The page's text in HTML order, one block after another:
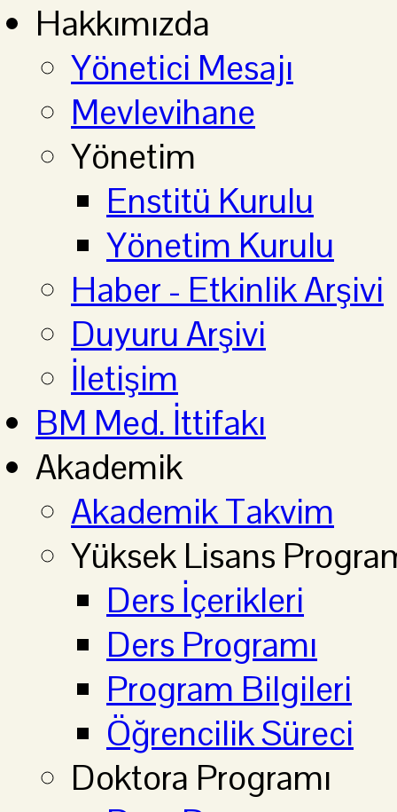
Hakkımızda
Yönetici Mesajı
Mevlevihane
Yönetim
Enstitü Kurulu
Yönetim Kurulu
Haber - Etkinlik Arşivi
Duyuru Arşivi
İletişim
BM Med. İttifakı
Akademik
Akademik Takvim
Yüksek Lisans
Ders İçerikleri
Ders Programı
Program Bilgileri
Öğrencilik Süreci
Doktora Programı